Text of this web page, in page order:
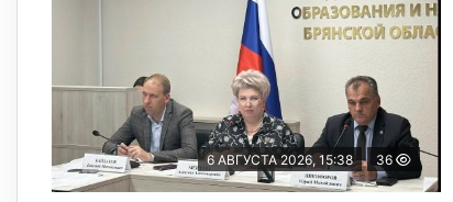
6 АВГУСТА 2026, 15:38 36